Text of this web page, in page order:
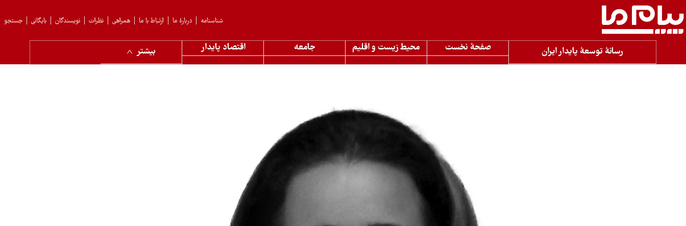
جستجو بایگانی نویسندگان نظرات همراهی ارتباط با ما دربارهٔ ما شناسنامه
رسانۀ توسعۀ پایدار ایران صفحۀ نخست محیط زیست و اقلیم جامعه اقتصاد پایدار بیشتر